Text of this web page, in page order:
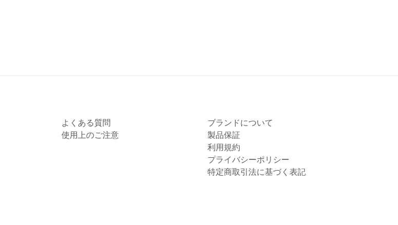
よくある質問
使用上のご注意
ブランドについて
製品保証
利用規約
プライバシーポリシー
特定商取引法に基づく表記